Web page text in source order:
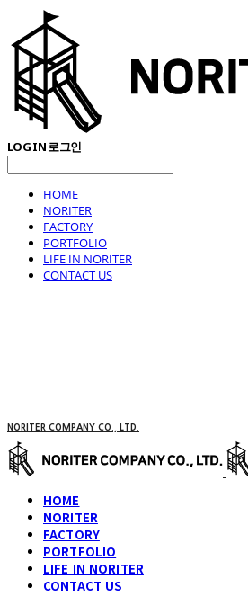
LOG IN로그인
HOME
NORITER
FACTORY
PORTFOLIO
LIFE IN NORITER
CONTACT US
NORITER COMPANY CO., LTD.
HOME
NORITER
FACTORY
PORTFOLIO
LIFE IN NORITER
CONTACT US